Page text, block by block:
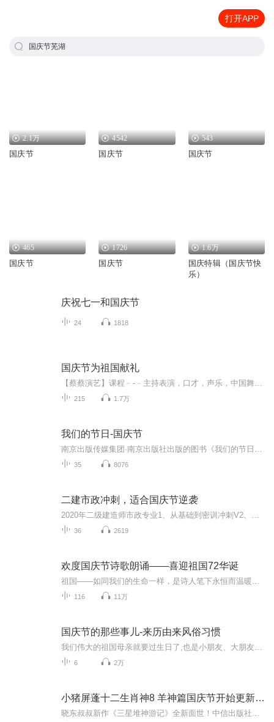
打开APP
国庆节芜湖
2.1万
国庆节
4542
国庆节
543
国庆节
465
国庆节
1726
国庆节
1.6万
国庆特辑（国庆节快
乐）
庆祝七一和国庆节
24 1818
国庆节为祖国献礼
215 1.7万
我们的节日-国庆节
35 8076
二建市政冲刺，适合国庆节逆袭
36 2619
欢度国庆节诗歌朗诵——喜迎祖国72华诞
116 11万
国庆节的那些事儿-来历由来风俗习惯
6 2万
小猪屏蓬十二生肖神8 羊神篇国庆节开始更新啦！